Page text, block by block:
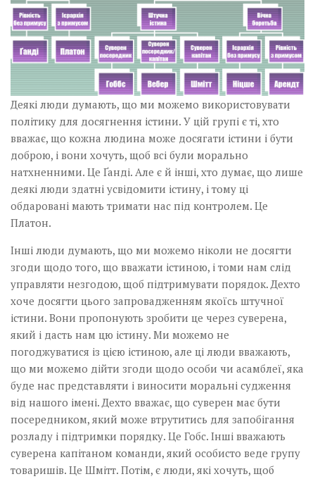
Деякі люди думають, що ми можемо використовувати
політику для досягнення істини. У цій групі є ті, хто
вважає, що кожна людина може досягати істини і бути
доброю, і вони хочуть, щоб всі були морально
натхненними. Це Ґанді. Але є й інші, хто думає, що лише
деякі люди здатні усвідомити істину, і тому ці
обдаровані мають тримати нас під контролем. Це
Платон.
Інші люди думають, що ми можемо ніколи не досягти
згоди щодо того, що вважати істиною, і томи нам слід
управляти незгодою, щоб підтримувати порядок. Дехто
хоче досягти цього запровадженням якоїсь штучної
істини. Вони пропонують зробити це через суверена,
який і дасть нам цю істину. Ми можемо не
погоджуватися із цією істиною, але ці люди вважають,
що ми можемо дійти згоди щодо особи чи асамблеї, яка
буде нас представляти і виносити моральні судження
від нашого імені. Дехто вважає, що суверен має бути
посередником, який може втрутитись для запобігання
розладу і підтримки порядку. Це Гобс. Інші вважають
суверена капітаном команди, який особисто веде групу
товаришів. Це Шмітт. Потім, є люди, які хочуть, щоб